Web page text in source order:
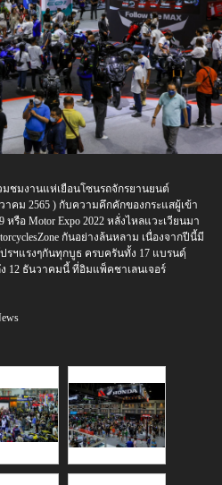
มชมงานแห่เยือนโซนรถจักรยานยนต์
คม 2565 ) กับความคึกคักของกระแสผู้เข้า
รือ Motor Expo 2022 หลั่งไหลแวะเวียนมา
กันอย่างล้นหลาม เนื่องจากปีนี้มี
รฯแรงๆกันทุกบูธ ครบครันทั้ง 17 แบรนด์ฺ
12 ธันวาคมนี้ ที่อิมแพ็คชาเลนเจอร์